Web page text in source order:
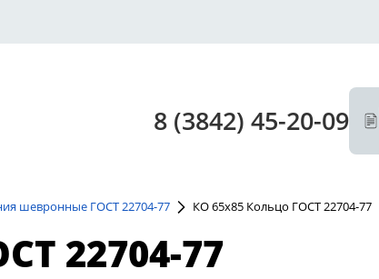
8 (3842) 45-20-09
шевронные ГОСТ 22704-77 КО 65х85 Кольцо ГОСТ 22704-77
22704-77